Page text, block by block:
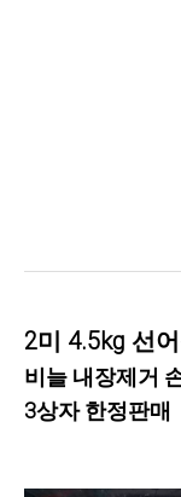
2미 4.5kg 선
비늘 내장제거
3상자 한정판매